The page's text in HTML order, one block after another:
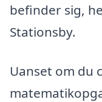
befinder sig,
Stationsby.
Uanset om du